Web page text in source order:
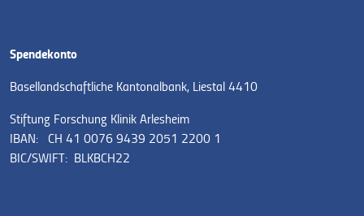
Spendekonto
Basellandschaftliche Kantonalbank, Liestal 4410
Stiftung Forschung Klinik Arlesheim
IBAN: CH 41 0076 9439 2051 2200 1
BIC/SWIFT: BLKBCH22